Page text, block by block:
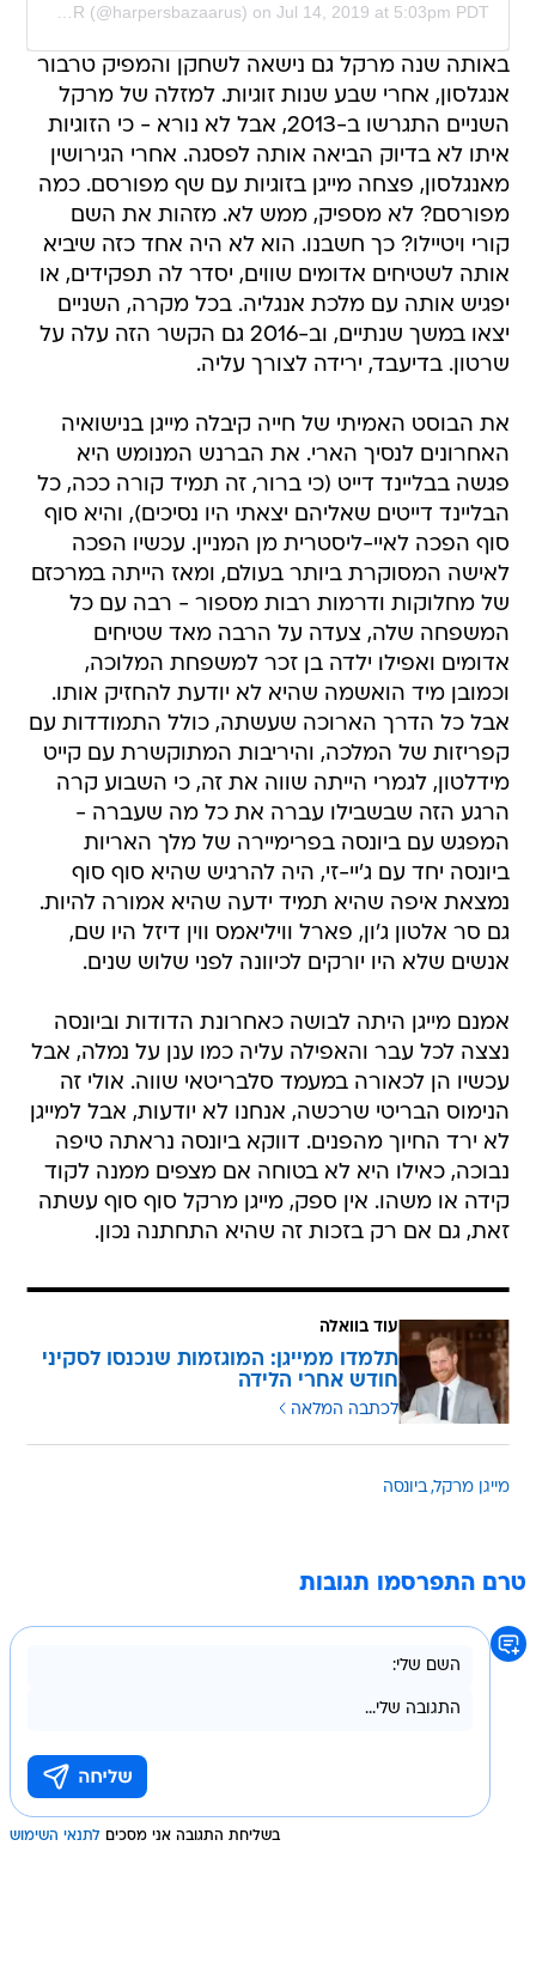
on Jul 14, 2019 at 5:03pm PDT
באותה שנה מרקל גם נישאה לשחקן והמפיק טרבור
אנגלסון, אחרי שבע שנות זוגיות. למזלה של מרקל
השניים התגרשו ב-2013, אבל לא נורא - כי הזוגיות
איתו לא בדיוק הביאה אותה לפסגה. אחרי הגירושין
מאנגלסון, פצחה מייגן בזוגיות עם שף מפורסם. כמה
מפורסם? לא מספיק, ממש לא. מזהות את השם
קורי ויטיילו? כך חשבנו. הוא לא היה אחד כזה שיביא
אותה לשטיחים אדומים שווים, יסדר לה תפקידים, או
יפגיש אותה עם מלכת אנגליה. בכל מקרה, השניים
יצאו במשך שנתיים, וב-2016 גם הקשר הזה עלה על
שרטון. בדיעבד, ירידה לצורך עליה.
את הבוסט האמיתי של חייה קיבלה מייגן בנישואיה
האחרונים לנסיך הארי. את הברנש המנומש היא
פגשה בבליינד דייט (כי ברור, זה תמיד קורה ככה, כל
הבליינד דייטים שאליהם יצאתי היו נסיכים), והיא סוף
סוף הפכה לאיי-ליסטרית מן המניין. עכשיו הפכה
לאישה המסוקרת ביותר בעולם, ומאז הייתה במרכזם
של מחלוקות ודרמות רבות מספור - רבה עם כל
המשפחה שלה, צעדה על הרבה מאד שטיחים
אדומים ואפילו ילדה בן זכר למשפחת המלוכה,
וכמובן מיד הואשמה שהיא לא יודעת להחזיק אותו.
אבל כל הדרך הארוכה שעשתה, כולל התמודדות עם
קפריזות של המלכה, והיריבות המתוקשרת עם קייט
מידלטון, לגמרי הייתה שווה את זה, כי השבוע קרה
הרגע הזה שבשבילו עברה את כל מה שעברה -
המפגש עם ביונסה בפרימיירה של מלך האריות
ביונסה יחד עם ג'יי-זי, היה להרגיש שהיא סוף סוף
נמצאת איפה שהיא תמיד ידעה שהיא אמורה להיות.
גם סר אלטון ג'ון, פארל וויליאמס ווין דיזל היו שם,
אנשים שלא היו יורקים לכיוונה לפני שלוש שנים.
אמנם מייגן היתה לבושה כאחרונת הדודות וביונסה
נצצה לכל עבר והאפילה עליה כמו ענן על נמלה, אבל
עכשיו הן לכאורה במעמד סלבריטאי שווה. אולי זה
הנימוס הבריטי שרכשה, אנחנו לא יודעות, אבל למייגן
לא ירד החיוך מהפנים. דווקא ביונסה נראתה טיפה
נבוכה, כאילו היא לא בטוחה אם מצפים ממנה לקוד
קידה או משהו. אין ספק, מייגן מרקל סוף סוף עשתה
זאת, גם אם רק בזכות זה שהיא התחתנה נכון.
עוד בוואלה
תלמדו ממייגן: המוגזמות שנכנסו לסקיני
חודש אחרי הלידה
לכתבה המלאה
מייגן מרקל ביונסה
טרם התפרסמו תגובות
בשליחת התגובה אני מסכים לתנאי השימוש